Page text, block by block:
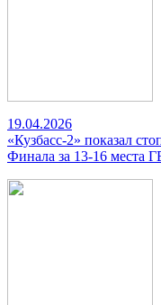
19.04.2026
«Кузбасс-2» показал
Финала за 13-16 места